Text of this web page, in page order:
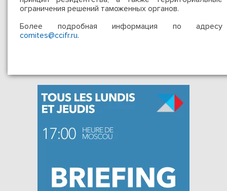
ограничения решений таможенных органов.
Более подробная информация по адресу
comites@ccifr.ru.